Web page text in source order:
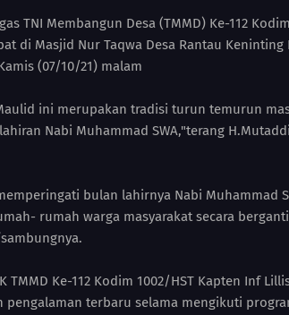
TNI Membangun Desa (TMMD) Ke-112
di Masjid Nur Taqwa Desa Rantau Keninting
(07/10/21) malam
ini merupakan tradisi turun temurun
Nabi Muhammad SWA,"terang
bulan lahirnya Nabi Muhammad
rumah warga masyarakat secara
TMMD Ke-112 Kodim 1002/HST Kapten Inf
pengalaman terbaru selama mengikuti